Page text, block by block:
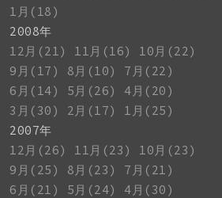
1月(18)
2008年
12月(21)
11月(16)
10月(22)
9月(17)
8月(10)
7月(22)
6月(14)
5月(26)
4月(20)
3月(30)
2月(17)
1月(25)
2007年
12月(26)
11月(23)
10月(23)
9月(25)
8月(23)
7月(21)
6月(21)
5月(24)
4月(30)